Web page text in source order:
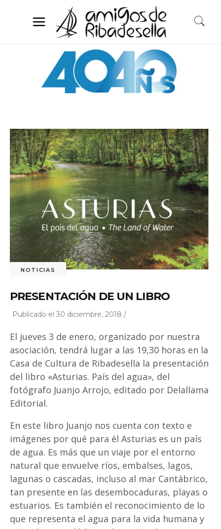
NOTICIAS
PRESENTACIÓN DE UN LIBRO
Publicado el 30 diciembre, 2018 /
El jueves 3 de enero, organizado por nuestra
asociación, tendrá lugar a las 19,30 horas en la
Casa de Cultura de Ribadesella la presentación
del libro «Asturias. País del agua», del
fotógrafo Juanjo Arrojo, editado por Delallama
Editorial.
En este libro Juanjo nos cuenta con texto e
imágenes por qué para él Asturias es un país
de agua. Es más que un viaje por el entorno
natural que envuelve ríos, embalses, lagos,
lagunas o cascadas, incluso al mar Cantábrico,
tan presente en las desembocaduras, playas o
estuarios. Es también el reconocimiento de lo
que representa el agua para la vida humana y